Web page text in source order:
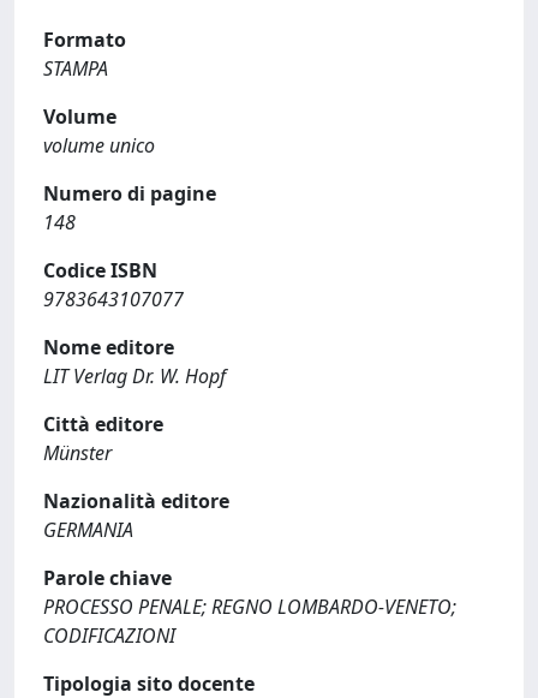
Formato
STAMPA
Volume
volume unico
Numero di pagine
148
Codice ISBN
9783643107077
Nome editore
LIT Verlag Dr. W. Hopf
Città editore
Münster
Nazionalità editore
GERMANIA
Parole chiave
PROCESSO PENALE; REGNO LOMBARDO-VENETO;
CODIFICAZIONI
Tipologia sito docente